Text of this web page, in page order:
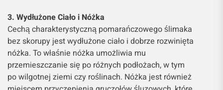
3. Wydłużone Ciało i Nóżka
Cechą charakterystyczną pomarańczowego ślimaka
bez skorupy jest wydłużone ciało i dobrze rozwinięta
nóżka. To właśnie nóżka umożliwia mu
przemieszczanie się po różnych podłożach, w tym
po wilgotnej ziemi czy roślinach. Nóżka jest również